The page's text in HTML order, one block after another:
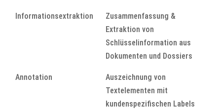
Informationsextraktion
Zusammenfassung &
Extraktion von
Schlüsselinformation aus
Dokumenten und Dossiers
Annotation
Auszeichnung von
Textelementen mit
kundenspezifischen Labels